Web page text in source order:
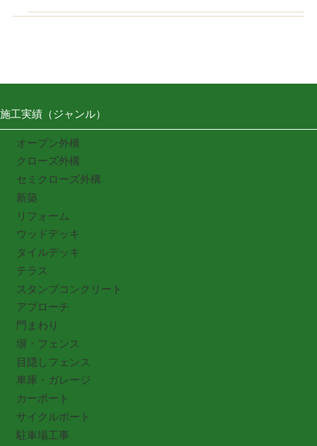
施工実績（ジャンル）
オープン外構
クローズ外構
セミクローズ外構
新築
リフォーム
ウッドデッキ
タイルデッキ
テラス
スタンプコンクリート
アプローチ
門まわり
塀・フェンス
目隠しフェンス
車庫・ガレージ
カーポート
サイクルポート
駐車場工事